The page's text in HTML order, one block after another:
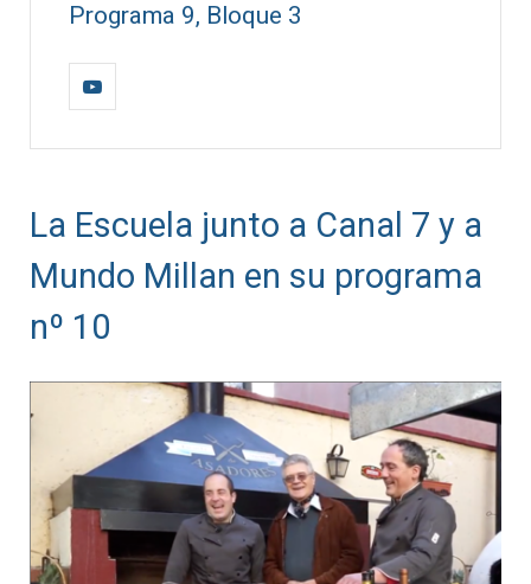
Programa 9, Bloque 3
La Escuela junto a Canal 7 y a
Mundo Millan en su programa
nº 10